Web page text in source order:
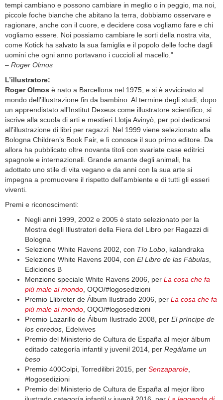
tempi cambiano e possono cambiare in meglio o in peggio, ma noi,
piccole foche bianche che abitano la terra, dobbiamo osservare e
ragionare, anche con il cuore, e decidere cosa vogliamo fare e chi
vogliamo essere. Noi possiamo cambiare le sorti della nostra vita,
come Kotick ha salvato la sua famiglia e il popolo delle foche dagli
uomini che ogni anno portavano i cuccioli al macello.”
– Roger Olmos
L’illustratore:
Roger Olmos è nato a Barcellona nel 1975, e si è avvicinato al
mondo dell’illustrazione fin da bambino. Al termine degli studi, dopo
un apprendistato all’Institut Dexeus come illustratore scientifico, si
iscrive alla scuola di arti e mestieri Llotja Avinyò, per poi dedicarsi
all’illustrazione di libri per ragazzi. Nel 1999 viene selezionato alla
Bologna Children’s Book Fair, e lì conosce il suo primo editore. Da
allora ha pubblicato oltre novanta titoli con svariate case editrici
spagnole e internazionali. Grande amante degli animali, ha
adottato uno stile di vita vegano e da anni con la sua arte si
impegna a promuovere il rispetto dell’ambiente e di tutti gli esseri
viventi.
Premi e riconoscimenti:
Negli anni 1999, 2002 e 2005 è stato selezionato per la
Mostra degli Illustratori della Fiera del Libro per Ragazzi di
Bologna
Selezione White Ravens 2002, con Tío Lobo, kalandraka
Selezione White Ravens 2004, con El Libro de las Fábulas,
Ediciones B
Menzione speciale White Ravens 2006, per La cosa che fa
più male al mondo, OQO/#logosedizioni
Premio Llibreter de Álbum Ilustrado 2006, per La cosa che fa
più male al mondo, OQO/#logosedizioni
Premio Lazarillo de Álbum Ilustrado 2008, per El príncipe de
los enredos, Edelvives
Premio del Ministerio de Cultura de España al mejor álbum
editado categoría infantil y juvenil 2014, per Regálame un
beso
Premio 400Colpi, Torredilibri 2015, per Senzaparole,
#logosedizioni
Premio del Ministerio de Cultura de España al mejor libro